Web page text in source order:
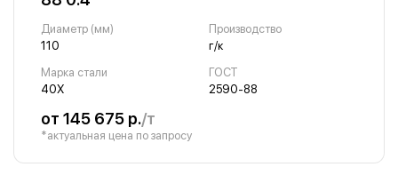
Диаметр (мм)
110
Производство
г/к
Марка стали
40Х
ГОСТ
2590-88
от 145 675 р./т
*актуальная цена по запросу